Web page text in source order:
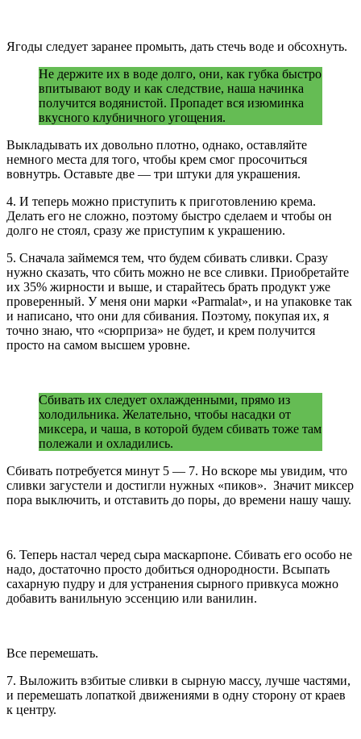
Ягоды следует заранее промыть, дать стечь воде и обсохнуть.
Не держите их в воде долго, они, как губка быстро
впитывают воду и как следствие, наша начинка
получится водянистой. Пропадет вся изюминка
вкусного клубничного угощения.
Выкладывать их довольно плотно, однако, оставляйте
немного места для того, чтобы крем смог просочиться
вовнутрь. Оставьте две — три штуки для украшения.
4. И теперь можно приступить к приготовлению крема.
Делать его не сложно, поэтому быстро сделаем и чтобы он
долго не стоял, сразу же приступим к украшению.
5. Сначала займемся тем, что будем сбивать сливки. Сразу
нужно сказать, что сбить можно не все сливки. Приобретайте
их 35% жирности и выше, и старайтесь брать продукт уже
проверенный. У меня они марки «Parmalat», и на упаковке так
и написано, что они для сбивания. Поэтому, покупая их, я
точно знаю, что «сюрприза» не будет, и крем получится
просто на самом высшем уровне.
Сбивать их следует охлажденными, прямо из
холодильника. Желательно, чтобы насадки от
миксера, и чаша, в которой будем сбивать тоже там
полежали и охладились.
Сбивать потребуется минут 5 — 7. Но вскоре мы увидим, что
сливки загустели и достигли нужных «пиков». Значит миксер
пора выключить, и отставить до поры, до времени нашу чашу.
6. Теперь настал черед сыра маскарпоне. Сбивать его особо не
надо, достаточно просто добиться однородности. Всыпать
сахарную пудру и для устранения сырного привкуса можно
добавить ванильную эссенцию или ванилин.
Все перемешать.
7. Выложить взбитые сливки в сырную массу, лучше частями,
и перемешать лопаткой движениями в одну сторону от краев
к центру.